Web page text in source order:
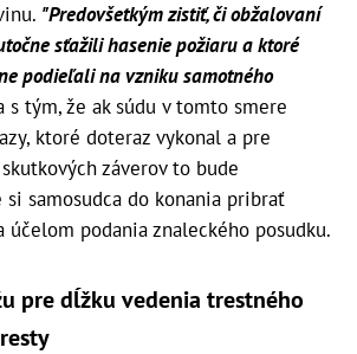
"Predovšetkým zistiť, či obžalovaní
sťažili hasenie požiaru a ktoré
podieľali na vzniku samotného
tým, že ak súdu v tomto smere
ktoré doteraz vykonal a pre
záverov to bude
si samosudca do konania pribrať
účelom podania znaleckého posudku.
pre dĺžku vedenia trestného